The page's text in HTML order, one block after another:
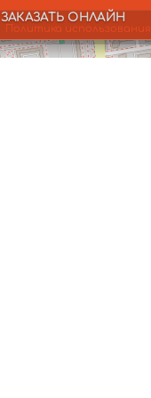
Политика
ЗАКАЗАТЬ ОНЛАЙН